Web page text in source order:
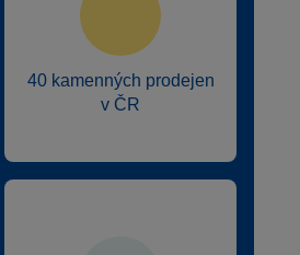
40 kamenných prodejen
v ČR